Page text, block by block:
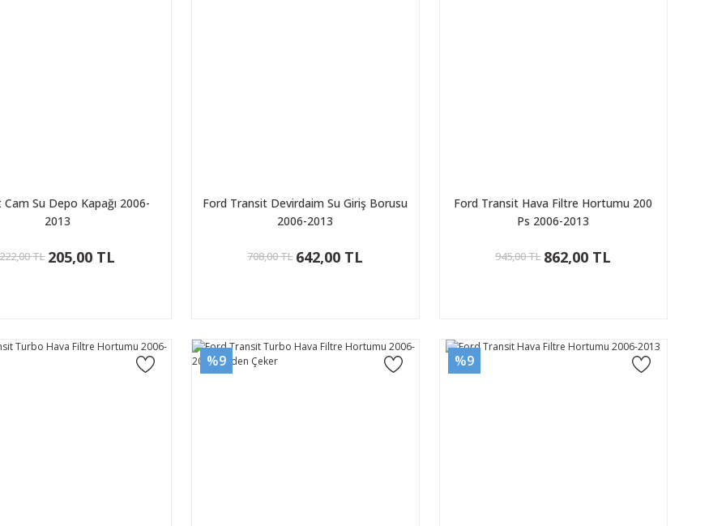
Su Depo Kapağı 2006-
2013
222,00 TL 205,00 TL
Ford Transit Devirdaim Su Giriş Borusu
2006-2013
708,00 TL 642,00 TL
Ford Transit Hava Filtre Hortumu 200
Ps 2006-2013
945,00 TL 862,00 TL
%9 %9